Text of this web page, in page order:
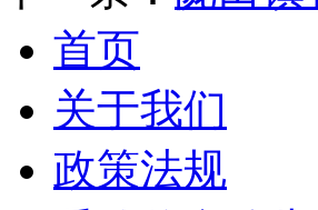
首页
关于我们
政策法规